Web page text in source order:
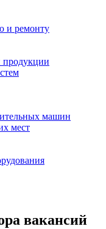
и ремонту
продукции
машин
мест
вакансий